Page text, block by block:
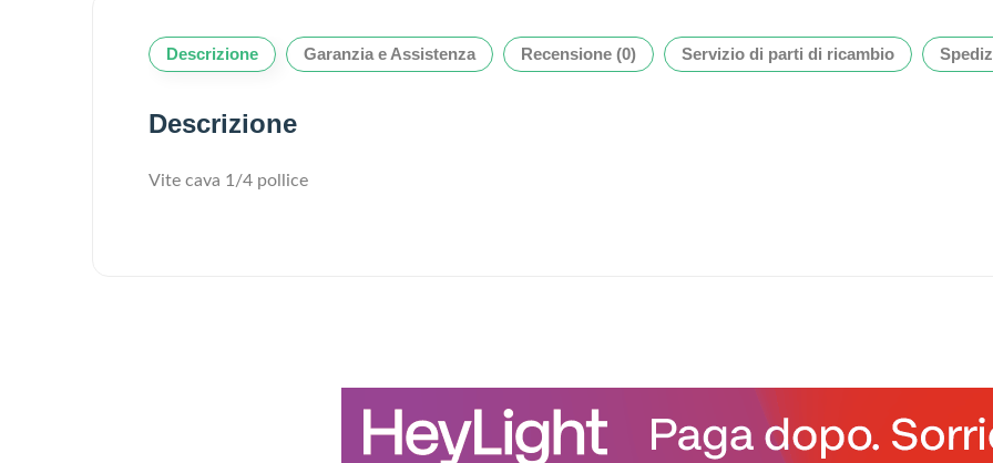
Descrizione Garanzia e Assistenza Recensione (0) Servizio di parti di ricambio
Descrizione
Vite cava 1/4 pollice